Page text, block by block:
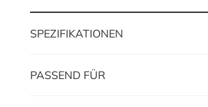
SPEZIFIKATIONEN
PASSEND FÜR